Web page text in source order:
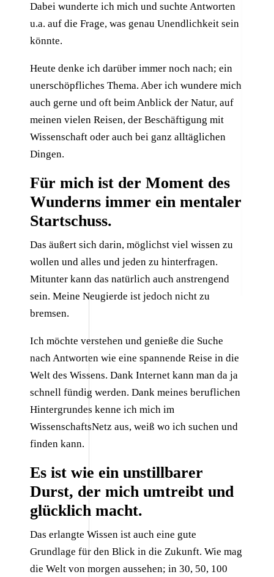
Dabei wunderte ich mich und suchte Antworten
u.a. auf die Frage, was genau Unendlichkeit sein
könnte.
Heute denke ich darüber immer noch nach; ein
unerschöpfliches Thema. Aber ich wundere mich
auch gerne und oft beim Anblick der Natur, auf
meinen vielen Reisen, der Beschäftigung mit
Wissenschaft oder auch bei ganz alltäglichen
Dingen.
Für mich ist der Moment des
Wunderns immer ein mentaler
Startschuss.
Das äußert sich darin, möglichst viel wissen zu
wollen und alles und jeden zu hinterfragen.
Mitunter kann das natürlich auch anstrengend
sein. Meine Neugierde ist jedoch nicht zu
bremsen.
Ich möchte verstehen und genieße die Suche
nach Antworten wie eine spannende Reise in die
Welt des Wissens. Dank Internet kann man da ja
schnell fündig werden. Dank meines beruflichen
Hintergrundes kenne ich mich im
WissenschaftsNetz aus, weiß wo ich suchen und
finden kann.
Es ist wie ein unstillbarer
Durst, der mich umtreibt und
glücklich macht.
Das erlangte Wissen ist auch eine gute
Grundlage für den Blick in die Zukunft. Wie mag
die Welt von morgen aussehen; in 30, 50, 100